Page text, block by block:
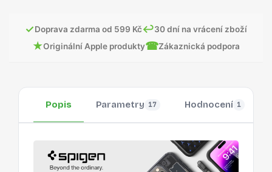
✓Doprava zdarma od 599 Kč↩30 dní na vrácení zboží
★Originální Apple produkty☎Zákaznická podpora
Popis Parametry 17 Hodnocení 1